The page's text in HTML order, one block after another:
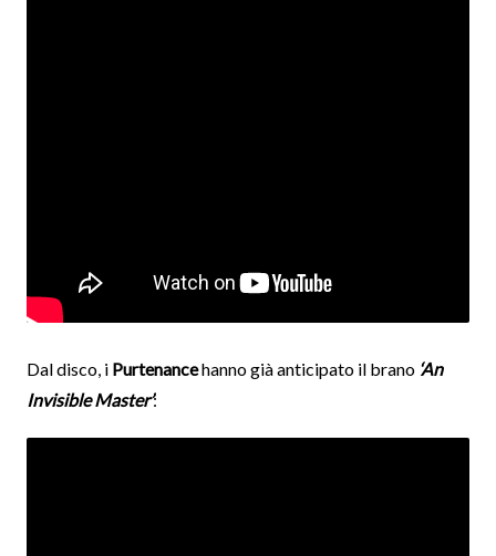
Dal disco, i Purtenancehanno già anticipato il brano ‘An
Invisible Master’: